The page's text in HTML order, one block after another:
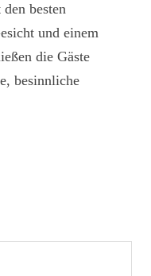
besten
und einem
die Gäste
besinnliche